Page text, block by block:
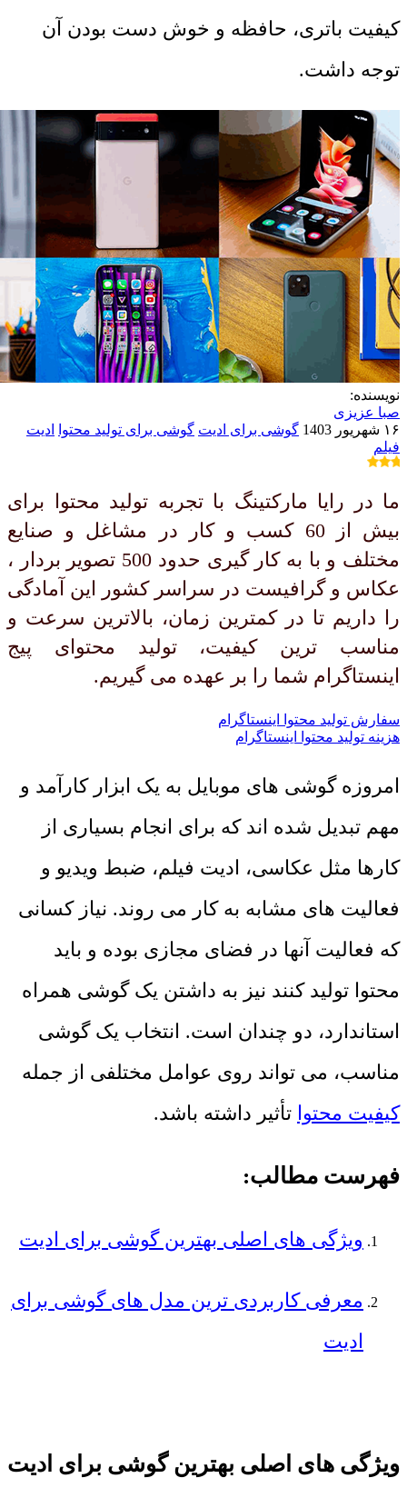
کیفیت باتری، حافظه و خوش دست بودن آن
توجه داشت.
نویسنده:
صبا عزیزی
۱۶ شهریور 1403
گوشی برای ادیت گوشی برای تولید محتوا
ادیت
فیلم
ما در رایا مارکتینگ با تجربه تولید محتوا برای
بیش از 60 کسب و کار در مشاغل و صنایع
مختلف و با به کار گیری حدود 500 تصویر بردار ،
عکاس و گرافیست در سراسر کشور این آمادگی
را داریم تا در کمترین زمان، بالاترین سرعت و
مناسب ترین کیفیت، تولید محتوای پیج
اینستاگرام شما را بر عهده می گیریم.
سفارش تولید محتوا اینستاگرام
هزینه تولید محتوا اینستاگرام
امروزه گوشی های موبایل به یک ابزار کارآمد و
مهم تبدیل شده اند که برای انجام بسیاری از
کارها مثل عکاسی، ادیت فیلم، ضبط ویدیو و
فعالیت های مشابه به کار می روند. نیاز کسانی
که فعالیت آنها در فضای مجازی بوده و باید
محتوا تولید کنند نیز به داشتن یک گوشی همراه
استاندارد، دو چندان است. انتخاب یک گوشی
مناسب، می تواند روی عوامل مختلفی از جمله
کیفیت محتوا تأثیر داشته باشد.
فهرست مطالب:
ویژگی های اصلی بهترین گوشی برای ادیت
معرفی کاربردی ترین مدل های گوشی برای
ادیت
ویژگی های اصلی بهترین گوشی برای ادیت